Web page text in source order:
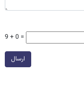
9 + 0 =
ارسال